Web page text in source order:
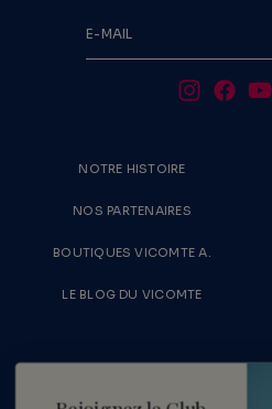
E-MAIL
NOTRE HISTOIRE
NOS PARTENAIRES
BOUTIQUES VICOMTE A.
LE BLOG DU VICOMTE
LIVRAISONS & RETOURS